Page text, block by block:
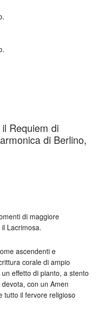
Requiem di
di Berlino,
di maggiore
Lacrimosa.
ascendenti e
corale di ampio
effetto di pianto, a stento
con un Amen
tutto il fervore religioso